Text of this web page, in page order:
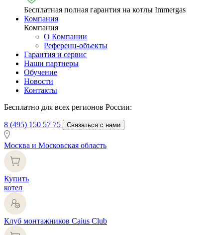
Бесплатная полная гарантия на котлы Immergas
Компания
Компания
О Компании
Референц-объекты
Гарантия и сервис
Наши партнеры
Обучение
Новости
Контакты
Бесплатно для всех регионов России:
8 (495) 150 57 75 Связаться с нами
Москва и Московская область
Купить
котел
Клуб монтажников Caius Club